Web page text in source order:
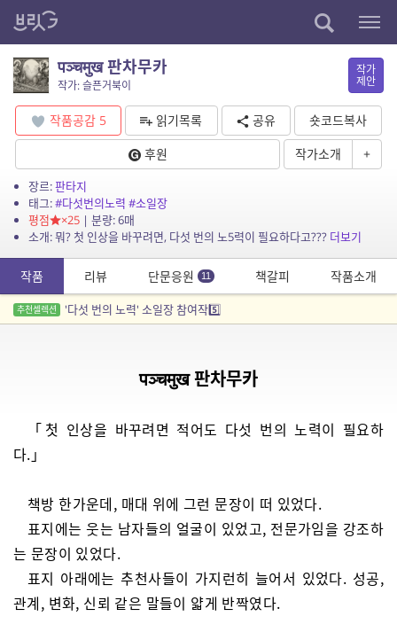
पञ्चमुख 판차무카
작가: 슬픈거북이
작가
제안
작품공감 5 읽기목록 공유
숏코드복사
후원
작가소개 +
장르:판타지
태그:#다섯번의노력 #소일장
평점
×25| 분량: 6매
소개: 뭐? 첫 인상을 바꾸려면, 다섯 번의 노5력이 필요하다고??? 더보기
작품 리뷰 단문응원 11 책갈피 작품소개
추천셀렉션 '다섯 번의 노력' 소일장 참여작5️⃣
पञ्चमुख 판차무카
「첫 인상을 바꾸려면 적어도 다섯 번의 노력이 필요하
다.」
책방 한가운데, 매대 위에 그런 문장이 떠 있었다.
표지에는 웃는 남자들의 얼굴이 있었고, 전문가임을 강조하
는 문장이 있었다.
표지 아래에는 추천사들이 가지런히 늘어서 있었다. 성공,
관계, 변화, 신뢰 같은 말들이 얇게 반짝였다.